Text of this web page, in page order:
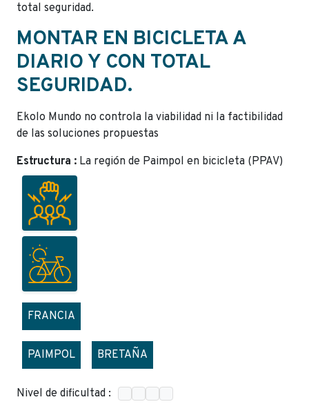
total seguridad.
MONTAR EN BICICLETA A
DIARIO Y CON TOTAL
SEGURIDAD.
Ekolo Mundo no controla la viabilidad ni la factibilidad
de las soluciones propuestas
Estructura : La región de Paimpol en bicicleta (PPAV)
FRANCIA
PAIMPOL BRETAÑA
Nivel de dificultad :